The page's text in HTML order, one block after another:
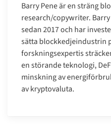
Barry Pene är en sträng
research/copywriter.
sedan 2017 och har
sätta blockkedjeindustrin
forskningsexpertis
en störande teknologi,
minskning av
av kryptovaluta.